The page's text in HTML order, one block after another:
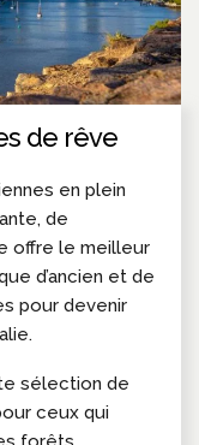
de rêve
en plein
de
offre le meilleur
d’ancien et de
pour devenir
sélection de
ceux qui